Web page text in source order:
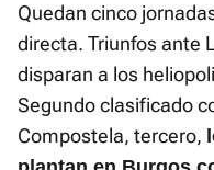
Quedan cinco
directa. Triunfos ante
disparan a los
Segundo clasificado
Compostela, tercero,